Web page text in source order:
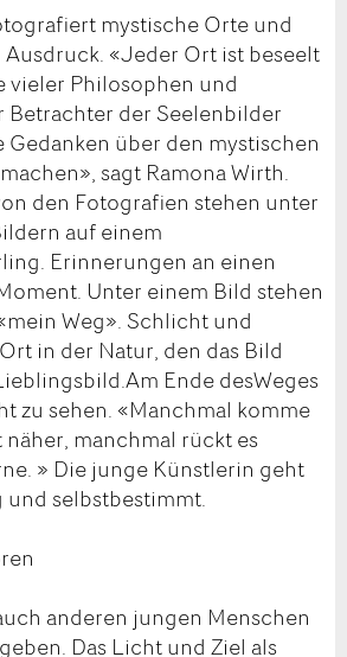
mystische Orte und
«Jeder Ort ist beseelt
vieler Philosophen und
Betrachter der Seelenbilder
Gedanken über den mystischen
sagt Ramona Wirth.
den Fotografien stehen unter
auf einem
Erinnerungen an einen
Unter einem Bild stehen
Weg». Schlicht und
in der Natur, den das Bild
Ende desWeges
zu sehen. «Manchmal komme
manchmal rückt es
» Die junge Künstlerin geht
selbstbestimmt.
anderen jungen Menschen
Das Licht und Ziel als